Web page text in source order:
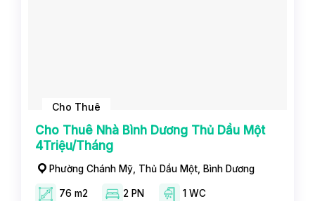
Cho Thuê
Cho Thuê Nhà Bình Dương Thủ Dầu Một
4Triệu/Tháng
Phường Chánh Mỹ, Thủ Dầu Một, Bình Dương
76 m2 2 PN 1 WC